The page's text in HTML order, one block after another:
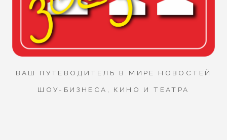
ВАШ ПУТЕВОДИТЕЛЬ В МИРЕ НОВОСТЕЙ
ШОУ-БИЗНЕСА, КИНО И ТЕАТРА